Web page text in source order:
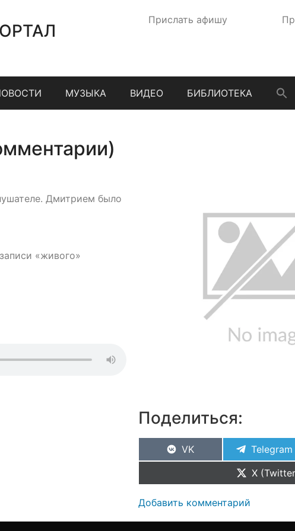
Прислать афишу
МУЗЫКА ВИДЕО БИБЛИОТЕКА
Дмитрием было
«живого»
Поделиться:
VK Telegram
X
Добавить комментарий